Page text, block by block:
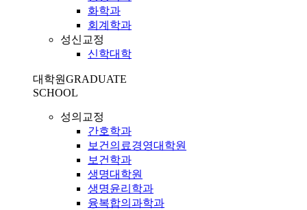
화학과
회계학과
성신교정
신학대학
대학원GRADUATE
SCHOOL
성의교정
간호학과
보건의료경영대학원
보건학과
생명대학원
생명윤리학과
융복합의과학과